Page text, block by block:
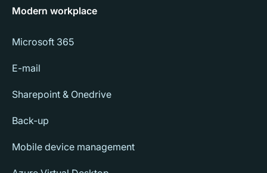
Modern workplace
Microsoft 365
E-mail
Sharepoint & Onedrive
Back-up
Mobile device management